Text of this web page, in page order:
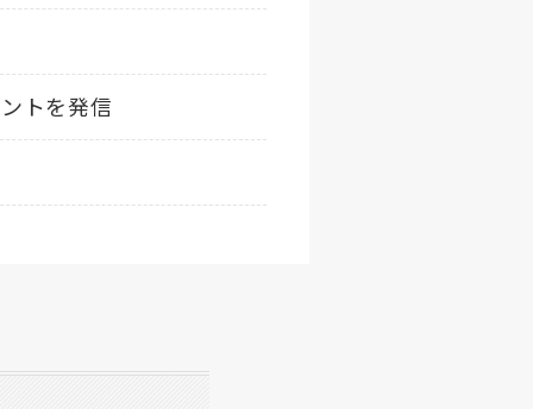
トを発信